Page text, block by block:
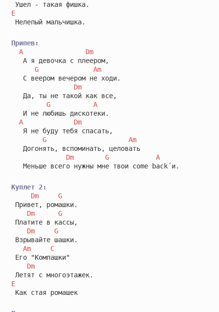
E
Нелепый мальчишка.
Припев:
A
Dm
   А я девочка с плеером,
G
Am
   С веером вечером не ходи.
Dm
   Да, ты не такой как все,
G
A
   И не любишь дискотеки.
A
Dm
   Я не буду тебя спасать,
G
Am
   Догонять, вспоминать, целовать
Dm
G
A
   Меньше всего нужны мне твои come back´и.
Куплет 2:
Dm
G
Привет, ромашки.
Dm
G
Платите в кассы,
Dm
G
Взрывайте шашки.
Am
C
Его "Компашки"
Dm
E
Как стая ромашек